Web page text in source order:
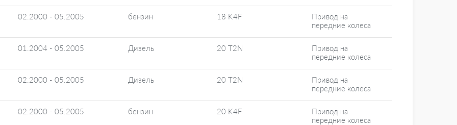
02.2000 - 05.2005 бензин 18 K4F
Привод на
передние колеса
01.2004 - 05.2005 Дизель 20 T2N
Привод на
передние колеса
02.2000 - 05.2005 Дизель 20 T2N
Привод на
передние колеса
02.2000 - 05.2005 бензин 20 K4F
Привод на
передние колеса